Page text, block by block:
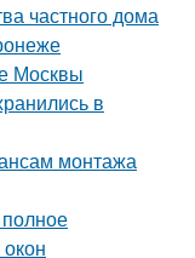
частного дома
Москвы
в
монтажа